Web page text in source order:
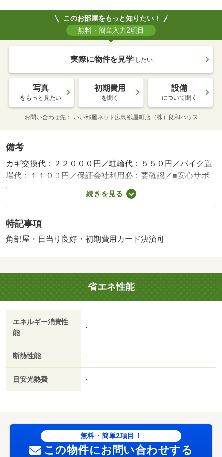
このお部屋をもっと知りたい！
無料・簡単入力2項目
実際に物件を見学 したい
写真
をもっと見たい
初期費用
を聞く
設備
について聞く
お問い合わせ先 いい部屋ネット広島紙屋町店（株）良和ハウス
備考
カギ交換代：２２０００円／駐輪代：５５０円／バイク置
場代：１１００円／保証会社利用必：要確認／■安心サポ
ート：１，１００円／月■駐輪シール：４４０円／初回／
バストイレ別／バルコニー／エアコン／クロゼット／フロ
ロック／室内洗濯置／陽当り良好／シューズボックス／角
住戸／温水洗浄便座／脱衣所／エレベーター／洗面所独立
単身者相談／バイク置場／全居室フローリング／２沿線利
用可／駅まで平坦／ネット使用料不要／平坦地／学生相談
／３駅以上利用可／駅徒歩１０分以内／高層階／敷地内ご
み置き場／全居室６畳以上／全居室８畳以上／都市ガス／
ＢＳ／年内入居可／年度内入居可／初期費用カード決済可
／通風良好／広島パルコ新館（ショッピングセンター）ま
／セブンイレブン広島昭和町店（コンビニ）まで７４ｍ／
メディコ２１広島店（ドラッグストア）まで４２４ｍ／私
立広島三育学院小学校（小学校）まで３４４ｍ／医療法人
続きを見る
特記事項
角部屋・日当り良好・初期費用カード決済可
省エネ性能
エネルギー消費性
能
-
断熱性能 -
目安光熱費 -
無料・簡単2項目！
この物件にお問い合わせする